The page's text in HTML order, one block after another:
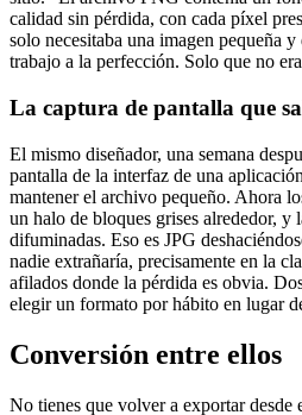
calidad sin pérdida, con cada píxel
solo necesitaba una imagen pequeña
trabajo a la perfección. Solo que no
La captura de pantalla que
El mismo diseñador, una semana
pantalla de la interfaz de una
mantener el archivo pequeño. Ahora
un halo de bloques grises alrededor, y
difuminadas. Eso es JPG
nadie extrañaría, precisamente en la
afilados donde la pérdida es obvia.
elegir un formato por hábito en lugar
Conversión entre ellos
No tienes que volver a exportar desde